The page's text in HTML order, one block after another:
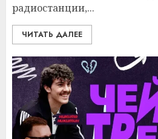
радиостанции,...
ЧИТАТЬ ДАЛЕЕ